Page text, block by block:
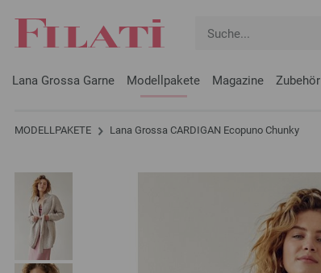
Lana Grossa Garne Modellpakete Magazine Zubehör
MODELLPAKETE Lana Grossa CARDIGAN Ecopuno Chunky